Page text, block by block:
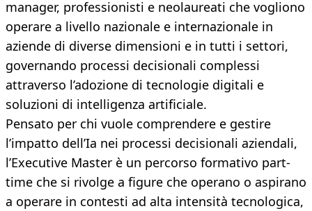
manager, professionisti e neolaureati che vogliono
operare a livello nazionale e internazionale in
aziende di diverse dimensioni e in tutti i settori,
governando processi decisionali complessi
attraverso l’adozione di tecnologie digitali e
soluzioni di intelligenza artificiale.
Pensato per chi vuole comprendere e gestire
l’impatto dell’Ia nei processi decisionali aziendali,
l’Executive Master è un percorso formativo part-
time che si rivolge a figure che operano o aspirano
a operare in contesti ad alta intensità tecnologica,